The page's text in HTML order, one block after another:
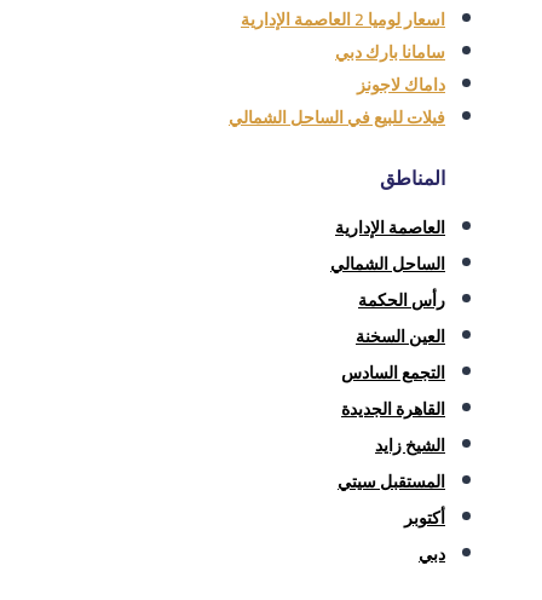
اسعار لوميا 2 العاصمة الإدارية
سامانا بارك دبي
داماك لاجونز
فيلات للبيع في الساحل الشمالي
المناطق
العاصمة الإدارية
الساحل الشمالي
رأس الحكمة
العين السخنة
التجمع السادس
القاهرة الجديدة
الشيخ زايد
المستقبل سيتي
أكتوبر
دبي